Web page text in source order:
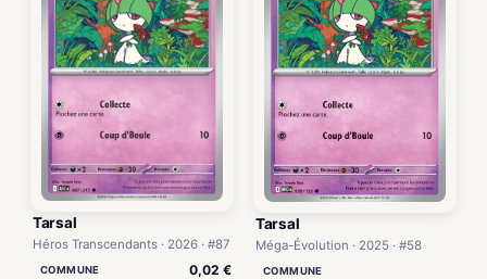
Tarsal
Héros Transcendants · 2026 · #87
COMMUNE 0,02 €
Tarsal
Méga-Évolution · 2025 · #58
COMMUNE